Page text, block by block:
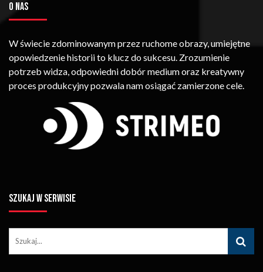
O NAS
W świecie zdominowanym przez ruchome obrazy, umiejętne
opowiedzenie historii to klucz do sukcesu. Zrozumienie
potrzeb widza, odpowiedni dobór medium oraz kreatywny
proces produkcyjny pozwala nam osiągać zamierzone cele.
SZUKAJ W SERWISIE